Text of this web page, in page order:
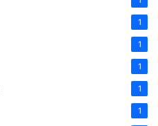
1
1
1
1
1